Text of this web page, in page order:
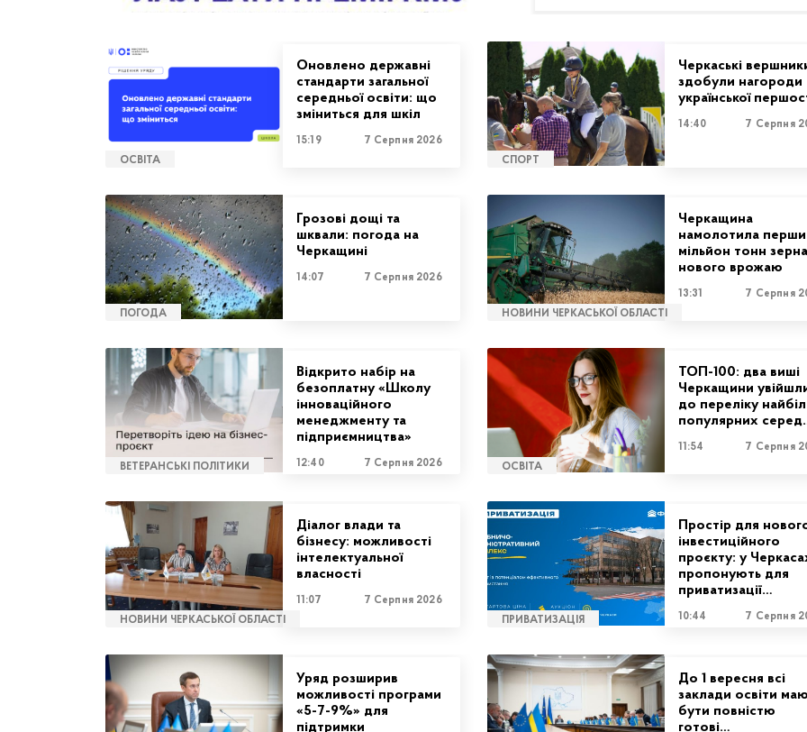
ОСВІТА
Оновлено державні
стандарти загальної
середньої освіти: що
зміниться для шкіл
15:19
7 Серпня 2026
СПОРТ
Черкаські
здобули нагороди
української
14:40 7 Серпня
ПОГОДА
Грозові дощі та
шквали: погода на
Черкащині
14:07 7 Серпня 2026
НОВИНИ ЧЕРКАСЬКОЇ ОБЛАСТІ
Черкащина
намолотила
мільйон тонн зерна
нового врожаю
13:31 7 Серпня
ВЕТЕРАНСЬКІ ПОЛІТИКИ
Відкрито набір на
безоплатну «Школу
інноваційного
менеджменту та
підприємництва»
12:40 7 Серпня 2026 ОСВІТА
ТОП-100: два виші
Черкащини
до переліку
популярних
11:54 7 Серпня
НОВИНИ ЧЕРКАСЬКОЇ ОБЛАСТІ
Діалог влади та
бізнесу: можливості
інтелектуальної
власності
11:07
7 Серпня 2026
ПРИВАТИЗАЦІЯ
Простір для
інвестиційного
проєкту: у
пропонують для
приватизації…
10:44 7 Серпня
Уряд розширив
можливості програми
«5-7-9%» для
підтримки
До 1 вересня всі
заклади освіти
бути повністю
готові…